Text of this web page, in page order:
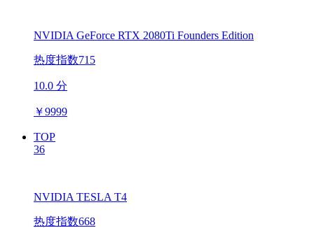
NVIDIA GeForce RTX 2080Ti Founders Edition
热度指数715
10.0 分
￥9999
TOP
36
NVIDIA TESLA T4
热度指数668